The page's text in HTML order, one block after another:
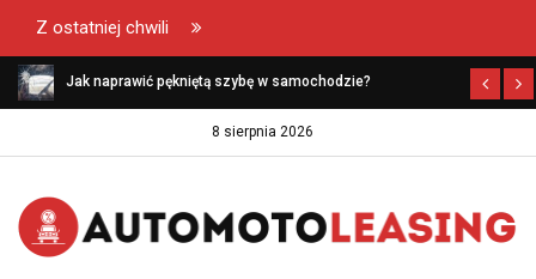
Z ostatniej chwili
Jak naprawić pękniętą szybę w samochodzie?
8 sierpnia 2026